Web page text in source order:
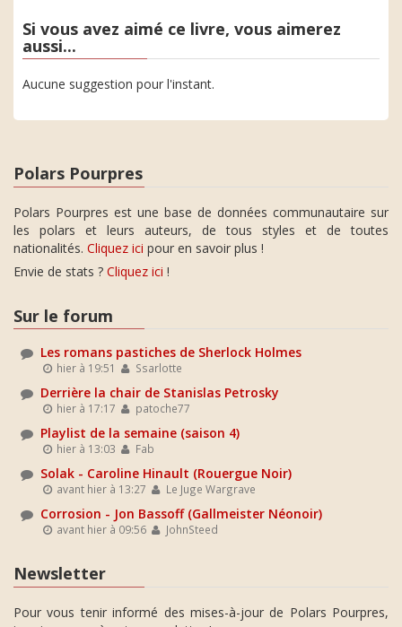
Si vous avez aimé ce livre, vous aimerez
aussi...
Aucune suggestion pour l'instant.
Polars Pourpres
Polars Pourpres est une base de données communautaire sur
les polars et leurs auteurs, de tous styles et de toutes
nationalités. Cliquez ici pour en savoir plus !
Envie de stats ? Cliquez ici !
Sur le forum
Les romans pastiches de Sherlock Holmes
hier à 19:51 Ssarlotte
Derrière la chair de Stanislas Petrosky
hier à 17:17 patoche77
Playlist de la semaine (saison 4)
hier à 13:03 Fab
Solak - Caroline Hinault (Rouergue Noir)
avant hier à 13:27 Le Juge Wargrave
Corrosion - Jon Bassoff (Gallmeister Néonoir)
avant hier à 09:56 JohnSteed
Newsletter
Pour vous tenir informé des mises-à-jour de Polars Pourpres,